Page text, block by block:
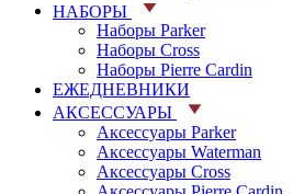
НАБОРЫ
Наборы Parker
Наборы Cross
Наборы Pierre Cardin
ЕЖЕДНЕВНИКИ
АКСЕССУАРЫ
Аксессуары Parker
Аксессуары Waterman
Аксессуары Cross